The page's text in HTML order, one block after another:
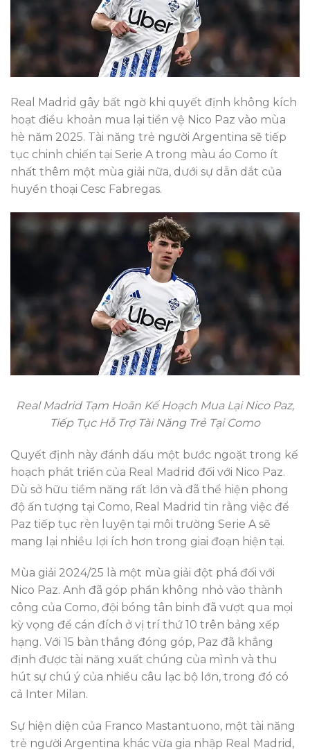
Real Madrid gây bất ngờ khi quyết định không kích
hoạt điều khoản mua lại tiền vệ Nico Paz vào mùa
hè năm 2025. Tài năng trẻ người Argentina sẽ tiếp
tục chinh chiến tại Serie A trong màu áo Como ít
nhất thêm một mùa giải nữa, dưới sự dẫn dắt của
huyền thoại Cesc Fabregas.
Real Madrid Tạm Hoãn Kế Hoạch Mua Lại Nico Paz,
Tiếp Tục Hỗ Trợ Tài Năng Trẻ Tại Como
Quyết định này đánh dấu một bước ngoặt trong kế
hoạch phát triển của Real Madrid đối với Nico Paz.
Dù sở hữu tiềm năng rất lớn và đã thể hiện phong
độ ấn tượng tại Como, Real Madrid tin rằng việc để
Paz tiếp tục rèn luyện tại môi trường Serie A sẽ
mang lại nhiều lợi ích hơn trong giai đoạn hiện tại.
Mùa giải 2024/25 là một mùa giải đột phá đối với
Nico Paz. Anh đã góp phần không nhỏ vào thành
công của Como, đội bóng tân binh đã vượt qua mọi
kỳ vọng để cán đích ở vị trí thứ 10 trên bảng xếp
hạng. Với 15 bàn thắng đóng góp, Paz đã khẳng
định được tài năng xuất chúng của mình và thu
hút sự chú ý của nhiều câu lạc bộ lớn, trong đó có
cả Inter Milan.
Sự hiện diện của Franco Mastantuono, một tài năng
trẻ người Argentina khác vừa gia nhập Real Madrid,